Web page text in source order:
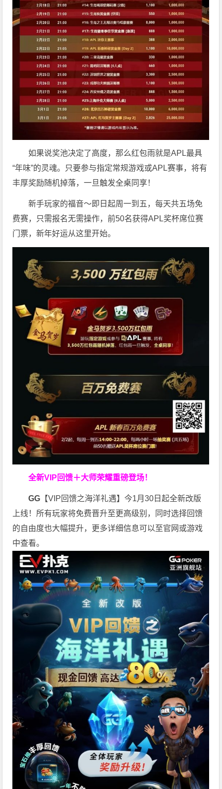
如果说奖池决定了高度，那么红包雨就是APL最具
“年味”的灵魂。只要参与指定常规游戏或APL赛事，将有
丰厚奖励随机掉落，一旦触发全桌同享！
新手玩家的福音～即日起周一到五，每天共五场免
费赛，只需报名无需操作，前50名获得APL奖杯席位赛
门票，新年好运从这里开始。
全新VIP回馈＋大师荣耀重磅登场！
GG 【VIP回馈之海洋礼遇】今1月30日起全新改版
上线！所有玩家将免费晋升至更高级别，同时选择回馈
的自由度也大幅提升，更多详细信息可以至官网或游戏
中查看。